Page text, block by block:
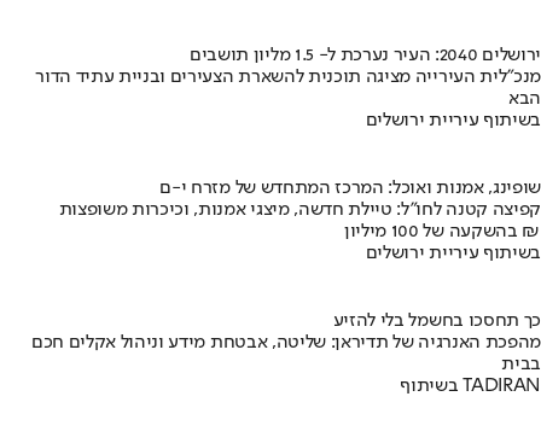
ירושלים 2040: העיר נערכת ל- 1.5 מליון תושבים
מנכ"לית העירייה מציגה תוכנית להשארת הצעירים ובניית עתיד הדור
הבא
בשיתוף עיריית ירושלים
שופינג, אמנות ואוכל: המרכז המתחדש של מזרח י-ם
קפיצה קטנה לחו"ל: טיילת חדשה, מיצגי אמנות, וכיכרות משופצות
בהשקעה של 100 מיליון ₪
בשיתוף עיריית ירושלים
כך תחסכו בחשמל בלי להזיע
מהפכת האנרגיה של תדיראן: שליטה, אבטחת מידע וניהול אקלים חכם
בבית
בשיתוף TADIRAN